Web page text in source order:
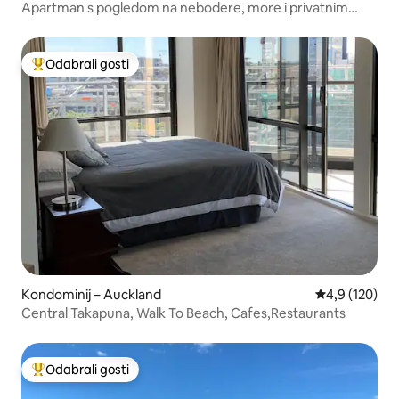
Apartman s pogledom na nebodere, more i privatnim
Među najviše rangiranima s oznakom „Odabrali gosti”
Odabrali gosti
Kondominij – Auckland Prosječna
4,9 (120)
Central Takapuna, Walk To Beach, Cafes,Restaurants
Među najviše rangiranima s oznakom „Odabrali gosti”
Odabrali gosti